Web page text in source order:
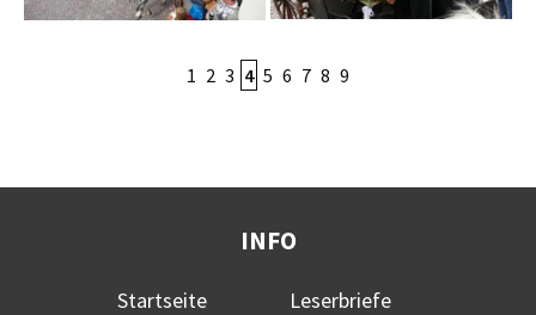
1 2 3 4 5 6 7 8 9
INFO
Startseite
Leserbriefe